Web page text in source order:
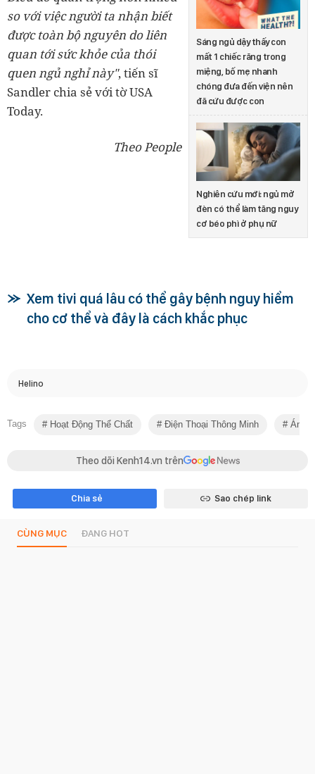
Sáng ngủ dậy thấy con
mất 1 chiếc răng trong
miệng, bố mẹ nhanh
chóng đưa đến viện nên
đã cứu được con
Nghiên cứu mới: ngủ mở
đèn có thể làm tăng nguy
cơ béo phì ở phụ nữ
so với việc người ta nhận biết
được toàn bộ nguyên do liên
quan tới sức khỏe của thói
quen ngủ nghỉ này", tiến sĩ
Sandler chia sẻ với tờ USA
Today.
Theo People
Xem tivi quá lâu có thể gây bệnh nguy hiểm
cho cơ thể và đây là cách khắc phục
Helino
Tags Hoạt Động Thể Chất Điện Thoại Thông Minh Ánh
Theo dõi Kenh14.vn trên
Chia sẻ Sao chép link
CÙNG MỤC ĐANG HOT